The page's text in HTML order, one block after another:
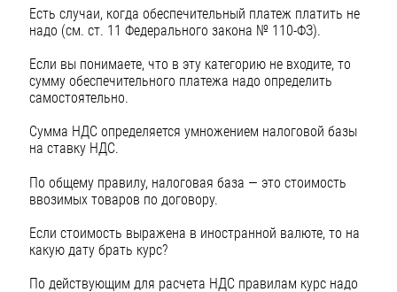
Есть случаи, когда обеспечительный платеж платить не
надо (см. ст. 11 Федерального закона № 110-ФЗ).
Если вы понимаете, что в эту категорию не входите, то
сумму обеспечительного платежа надо определить
самостоятельно.
Сумма НДС определяется умножением налоговой базы
на ставку НДС.
По общему правилу, налоговая база — это стоимость
ввозимых товаров по договору.
Если стоимость выражена в иностранной валюте, то на
какую дату брать курс?
По действующим для расчета НДС правилам курс надо